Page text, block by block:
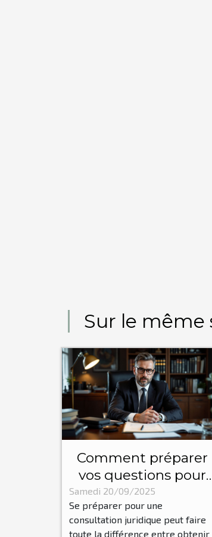
Sur le même
Comment préparer
vos questions pour
une consultation
juridique efficace ?
Samedi 20/09/2025
Se préparer pour une
consultation juridique peut faire
toute la différence entre obtenir